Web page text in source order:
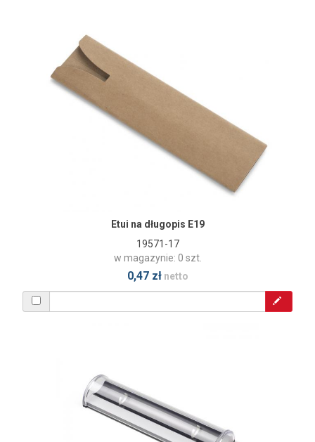
Etui na długopis E19
19571-17
w magazynie: 0 szt.
0,47 złnetto